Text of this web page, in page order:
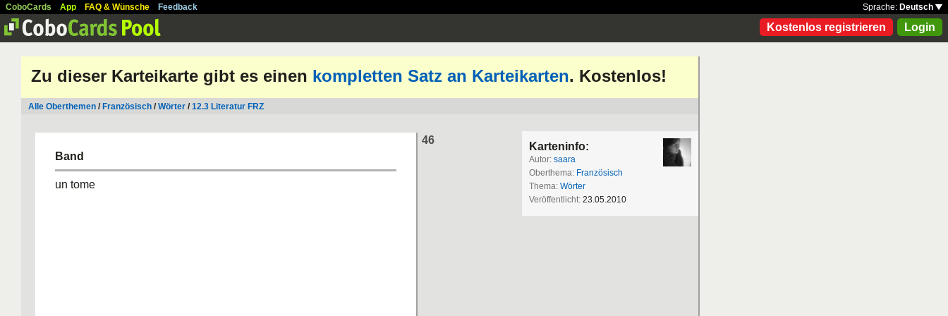
CoboCards App FAQ & Wünsche Feedback Sprache: Deutsch
Kostenlos registrieren Login
Zu dieser Karteikarte gibt es einen kompletten Satz an Karteikarten. Kostenlos!
Alle Oberthemen / Französisch /Wörter /12.3 Literatur FRZ
46
Band
un tome
Karteninfo:
Autor: saara
Oberthema: Französisch
Thema: Wörter
Veröffentlicht: 23.05.2010